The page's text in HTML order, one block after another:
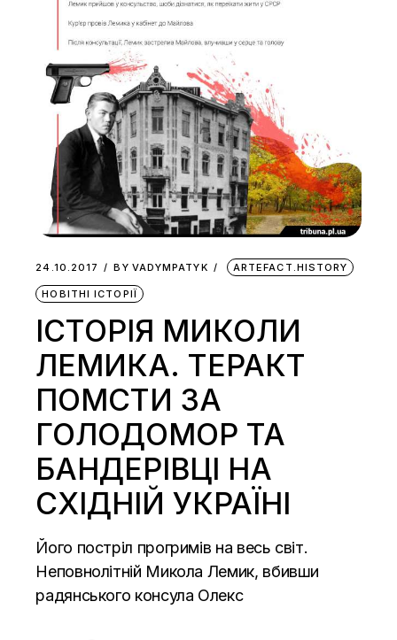
24.10.2017 BY VADYMPATYK ARTEFACT.HISTORY
НОВІТНІ ІСТОРІЇ
ІСТОРІЯ МИКОЛИ
ЛЕМИКА. ТЕРАКТ
ПОМСТИ ЗА
ГОЛОДОМОР ТА
БАНДЕРІВЦІ НА
СХІДНІЙ УКРАЇНІ
Його постріл прогримів на весь світ.
Неповнолітній Микола Лемик, вбивши
радянського консула Олекс